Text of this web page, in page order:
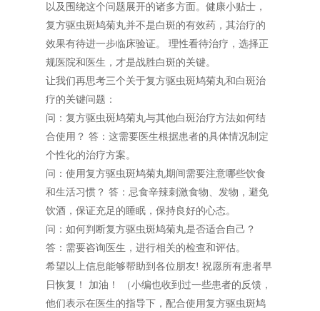
以及围绕这个问题展开的诸多方面。健康小贴士，
复方驱虫斑鸠菊丸并不是白斑的有效药，其治疗的
效果有待进一步临床验证。 理性看待治疗，选择正
规医院和医生，才是战胜白斑的关键。
让我们再思考三个关于复方驱虫斑鸠菊丸和白斑治
疗的关键问题：
问：复方驱虫斑鸠菊丸与其他白斑治疗方法如何结
合使用？ 答：这需要医生根据患者的具体情况制定
个性化的治疗方案。
问：使用复方驱虫斑鸠菊丸期间需要注意哪些饮食
和生活习惯？ 答：忌食辛辣刺激食物、发物，避免
饮酒，保证充足的睡眠，保持良好的心态。
问：如何判断复方驱虫斑鸠菊丸是否适合自己？
答：需要咨询医生，进行相关的检查和评估。
希望以上信息能够帮助到各位朋友! 祝愿所有患者早
日恢复！ 加油！ （小编也收到过一些患者的反馈，
他们表示在医生的指导下，配合使用复方驱虫斑鸠